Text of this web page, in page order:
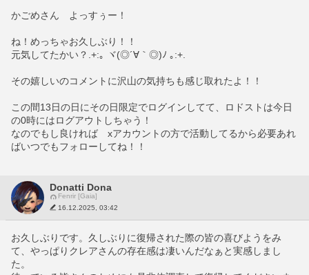
かごめさん　よっすぅー！
ね！めっちゃお久しぶり！！
元気してたかい？.+:｡ ヾ(◎´∀｀◎)ﾉ ｡:+.
その嬉しいのコメントに沢山の気持ちも感じ取れたよ！！
この間13日の日にその日限定でログインしてて、ロドストは今日
の0時にはログアウトしちゃう！
なのでもし良ければ　xアカウントの方で活動してるから必要あれ
ばいつでもフォローしてね！！
Donatti Dona
Fenrir [Gaia]
16.12.2025, 03:42
お久しぶりです。久しぶりに復帰された際の皆の喜びようをみ
て、やっぱりクレアさんの存在感は凄いんだなぁと実感しまし
た。